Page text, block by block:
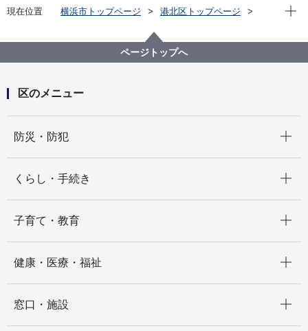
現在位置 横浜市トップページ
港北区トップページ
小学校への新入学「就学通知書」の案内
現在
ページトップへ
区のメニュー
防災・防犯
くらし・手続き
子育て・教育
健康・医療・福祉
窓口・施設